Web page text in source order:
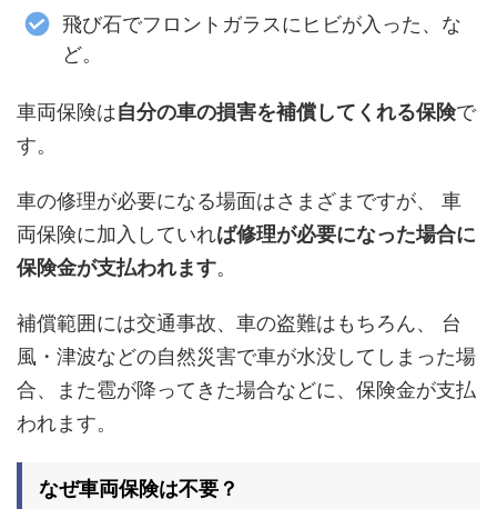
飛び石でフロントガラスにヒビが入った、な
ど。
車両保険は自分の車の損害を補償してくれる保険で
す。
車の修理が必要になる場面はさまざまですが、 車
両保険に加入していれば修理が必要になった場合に
保険金が支払われます。
補償範囲には交通事故、車の盗難はもちろん、 台
風・津波などの自然災害で車が水没してしまった場
合、また雹が降ってきた場合などに、保険金が支払
われます。
なぜ車両保険は不要？